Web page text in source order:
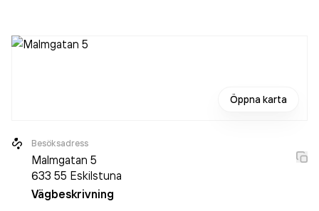
Öppna karta
Besöksadress
Malmgatan 5
633 55 Eskilstuna
Vägbeskrivning